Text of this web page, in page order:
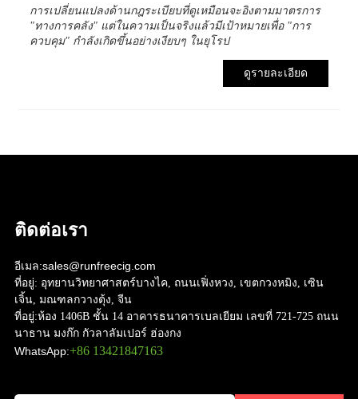
การเปลี่ยนแปลงด้านกฎระเบียบที่ดูเหมือนจะอิงตามมาตรการ
"ทางการคลัง" แต่ในความเป็นจริงแล้วมีเป้าหมายเพื่อ "การ
ควบคุม" กำลังเกิดขึ้นอย่างเงียบๆ ในยุโรป
ดูรายละเอียด
ติดต่อเรา
อีเมล:sales@runfreecig.com
ที่อยู่: อุทยานวิทยาศาสตร์บางไค, ถนนเฟิ่งหวง, เขตกวงหมิง, เซิน
เจิ้น, มณฑลกวางตุ้ง, จีน
ที่อยู่:ห้อง 1406B ชั้น 14 อาคารธนาคารเบลเยียม เลขที่ 721-725 ถนน
นาธาน มงก๊ก กัวลาลัมเปอร์ ฮ่องกง
WhatsApp:+86 13421847163